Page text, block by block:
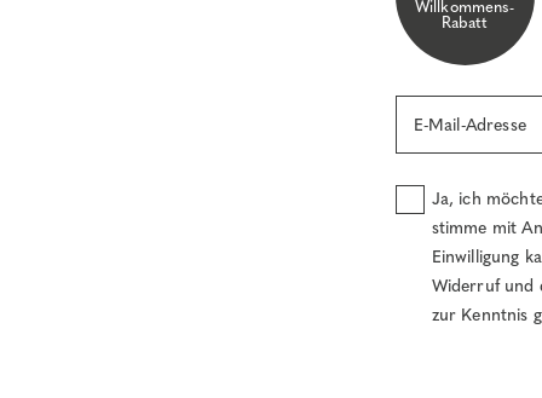
Willkommens-
Rabatt
E-Mail-Adresse
Ja, ich
stimme mit
Einwilligung
Widerruf und
zur Kenntnis